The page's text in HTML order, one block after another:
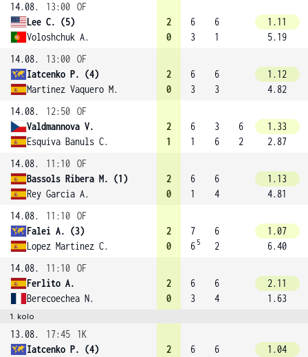
14.08.
13:00 OF
Lee C. (5)
Voloshchuk A.
2
0
6
3
6
1
1.11
5.19
14.08.
13:00 OF
Iatcenko P. (4)
Martinez Vaquero M.
2
0
6
3
6
3
1.12
4.82
14.08.
12:50 OF
Valdmannova V.
Esquiva Banuls C.
2
1
6
1
3
6
6
2
1.33
2.87
14.08.
11:10 OF
Bassols Ribera M. (1)
Rey Garcia A.
2
0
6
1
6
4
1.13
4.81
14.08.
11:10 OF
Falei A. (3)
Lopez Martinez C.
2
0
7
6 5
6
2
1.07
6.40
14.08.
11:10 OF
Ferlito A.
Berecoechea N.
2
0
6
3
6
4
2.11
1.63
1. kolo
13.08. 17:45
1K
Iatcenko P. (4)
2
6
6
1.04